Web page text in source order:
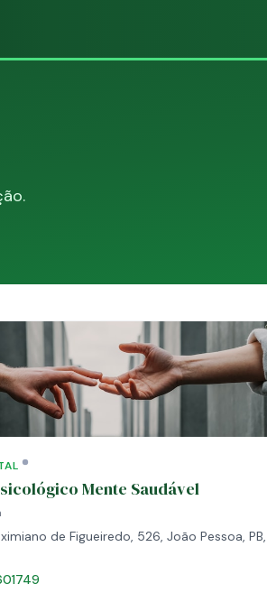
Mente Saudável
de Figueiredo, 526, João Pessoa, PB,